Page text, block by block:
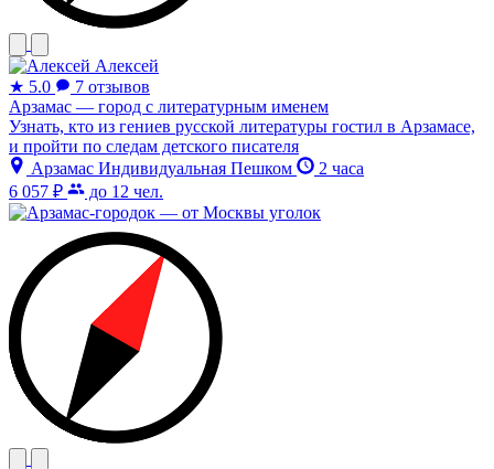
Алексей
★ 5.0
7 отзывов
Арзамас — город с литературным именем
Узнать, кто из гениев русской литературы гостил в Арзамасе,
и пройти по следам детского писателя
Арзамас Индивидуальная Пешком
2 часа
6 057 ₽
до 12 чел.